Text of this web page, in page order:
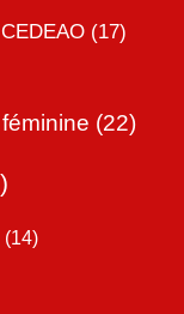
CEDEAO (17)
(22)
(14)